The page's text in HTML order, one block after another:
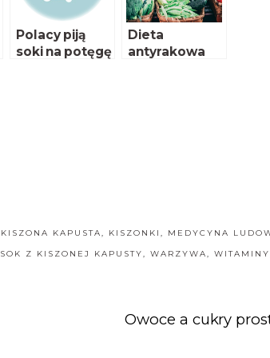
Polacy piją
soki na potęgę
Dieta
antyrakowa
KISZONA KAPUSTA, KISZONKI , MEDYCYNA
SOK Z KISZONEJ KAPUSTY, WARZYWA, WITAMINY
Owoce a cukry